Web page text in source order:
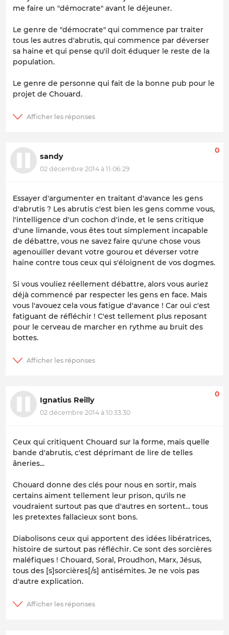
me faire un "démocrate" avant le déjeuner.
Le genre de "démocrate" qui commence par traiter
tous les autres d'abrutis, qui commence par déverser
sa haine et qui pense qu'il doit éduquer le reste de la
population.
Le genre de personne qui fait de la bonne pub pour le
projet de Chouard.
sandy
02 décembre 2014 à 11:06:29
0
Essayer d'argumenter en traitant d'avance les gens
d'abrutis ? Les abrutis c'est bien les gens comme vous,
l'intelligence d'un cochon d'inde, et le sens critique
d'une limande, vous êtes tout simplement incapable
de débattre, vous ne savez faire qu'une chose vous
agenouiller devant votre gourou et déverser votre
haine contre tous ceux qui s'éloignent de vos dogmes.
Si vous vouliez réellement débattre, alors vous auriez
déjà commencé par respecter les gens en face. Mais
vous l'avouez cela vous fatigue d'avance ! Car oui c'est
fatiguant de réfléchir ! C'est tellement plus reposant
pour le cerveau de marcher en rythme au bruit des
bottes.
Ignatius Reilly
02 décembre 2014 à 10:33:30
0
Ceux qui critiquent Chouard sur la forme, mais quelle
bande d'abrutis, c'est déprimant de lire de telles
âneries...
Chouard donne des clés pour nous en sortir, mais
certains aiment tellement leur prison, qu'ils ne
voudraient surtout pas que d'autres en sortent... tous
les pretextes fallacieux sont bons.
Diabolisons ceux qui apportent des idées libératrices,
histoire de surtout pas réfléchir. Ce sont des sorcières
maléfiques ! Chouard, Soral, Proudhon, Marx, Jésus,
tous des [s]sorcières[/s] antisémites. Je ne vois pas
d'autre explication.